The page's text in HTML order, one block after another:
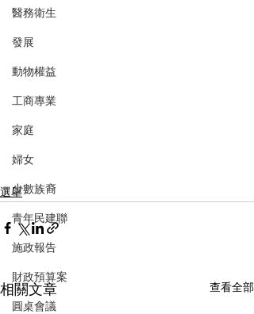
醫務衛生
發展
動物權益
工商專業
家庭
婦女
少數族裔
青年民建聯
施政報告
財政預算案
圓桌會議
選舉
相關文章 查看全部